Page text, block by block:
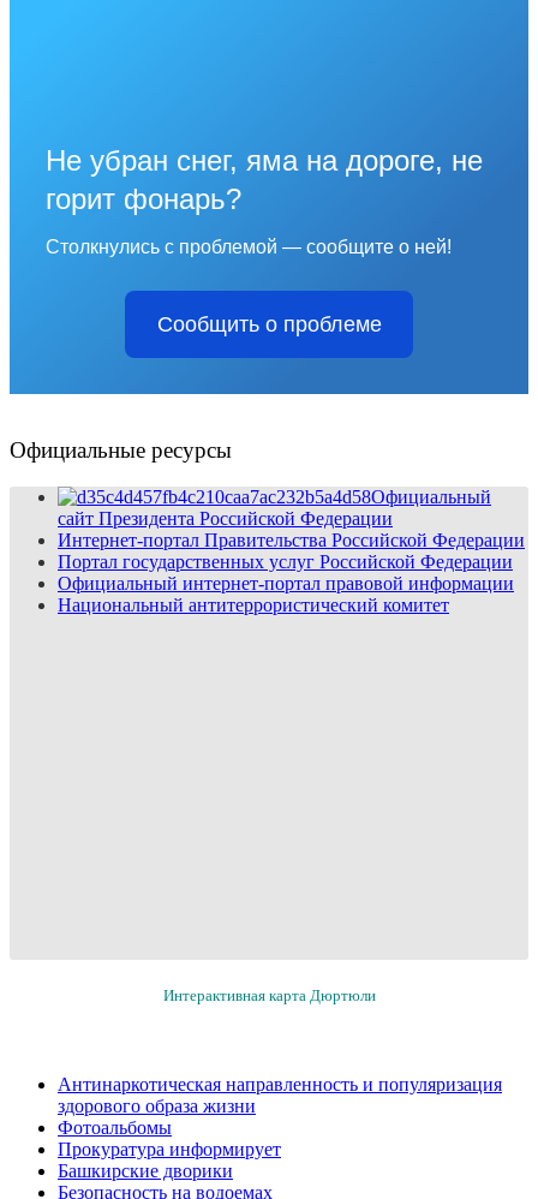
Не убран снег, яма на дороге, не
горит фонарь?
Столкнулись с проблемой — сообщите о ней!
Сообщить о проблеме
Официальные ресурсы
Официальный
сайт Президента Российской Федерации
Интернет-портал Правительства Российской Федерации
Портал государственных услуг Российской Федерации
Официальный интернет-портал правовой информации
Национальный антитеррористический комитет
Интерактивная карта Дюртюли
Антинаркотическая направленность и популяризация
здорового образа жизни
Фотоальбомы
Прокуратура информирует
Башкирские дворики
Безопасность на водоемах